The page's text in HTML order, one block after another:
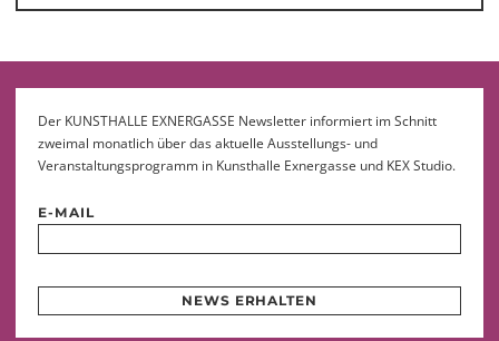
Der KUNSTHALLE EXNERGASSE Newsletter informiert im Schnitt
zweimal monatlich über das aktuelle Ausstellungs- und
Veranstaltungsprogramm in Kunsthalle Exnergasse und KEX Studio.
E-MAIL
NEWS ERHALTEN